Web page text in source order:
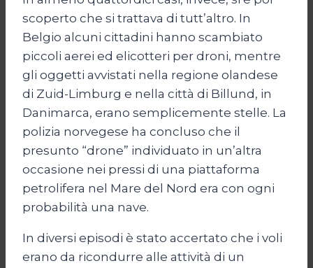
scoperto che si trattava di tutt’altro. In
Belgio alcuni cittadini hanno scambiato
piccoli aerei ed elicotteri per droni, mentre
gli oggetti avvistati nella regione olandese
di Zuid-Limburg e nella città di Billund, in
Danimarca, erano semplicemente stelle. La
polizia norvegese ha concluso che il
presunto “drone” individuato in un’altra
occasione nei pressi di una piattaforma
petrolifera nel Mare del Nord era con ogni
probabilità una nave.
In diversi episodi è stato accertato che i voli
erano da ricondurre alle attività di un